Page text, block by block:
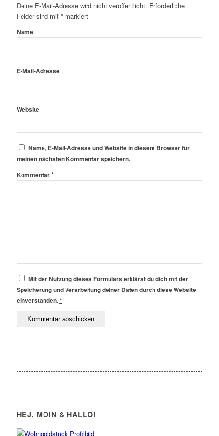
Deine E-Mail-Adresse wird nicht veröffentlicht. Erforderliche
Felder sind mit *markiert
Name
E-Mail-Adresse
Website
Name, E-Mail-Adresse und Website in diesem Browser für
meinen nächsten Kommentar speichern.
Kommentar*
Mit der Nutzung dieses Formulars erklärst du dich mit der
Speicherung und Verarbeitung deiner Daten durch diese Website
einverstanden.*
HEJ, MOIN & HALLO!